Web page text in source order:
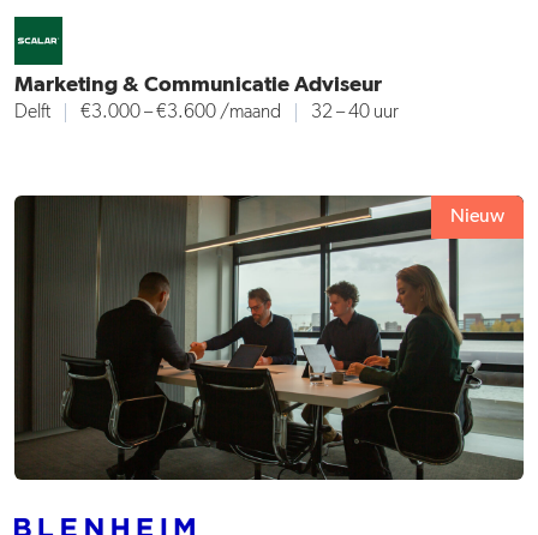
Marketing & Communicatie Adviseur
Delft €3.000 – €3.600 /maand 32 – 40 uur
Nieuw